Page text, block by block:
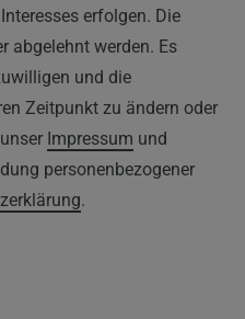
erfolgen. Die
abgelehnt werden. Es
und die
Zeitpunkt zu ändern oder
Impressum und
personenbezogener
.